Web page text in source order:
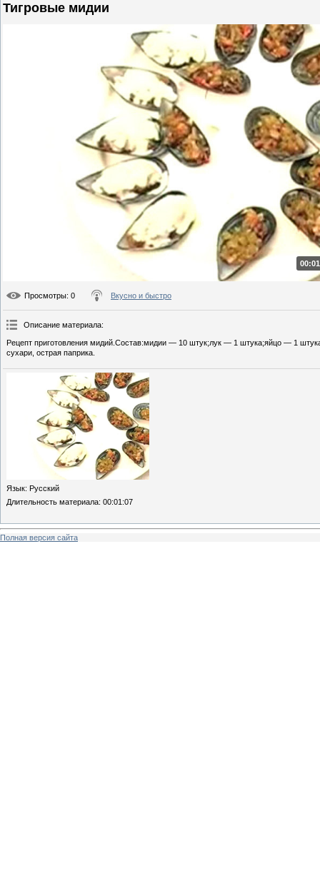
Тигровые мидии
Просмотры: 0 Вкусно и быстро
Описание материала:
Рецепт приготовления мидий.Состав:мидии — 10 штук;лук — 1 штука;яйцо — 1
сухари, острая паприка.
Язык: Русский
Длительность материала: 00:01:07
Полная версия сайта